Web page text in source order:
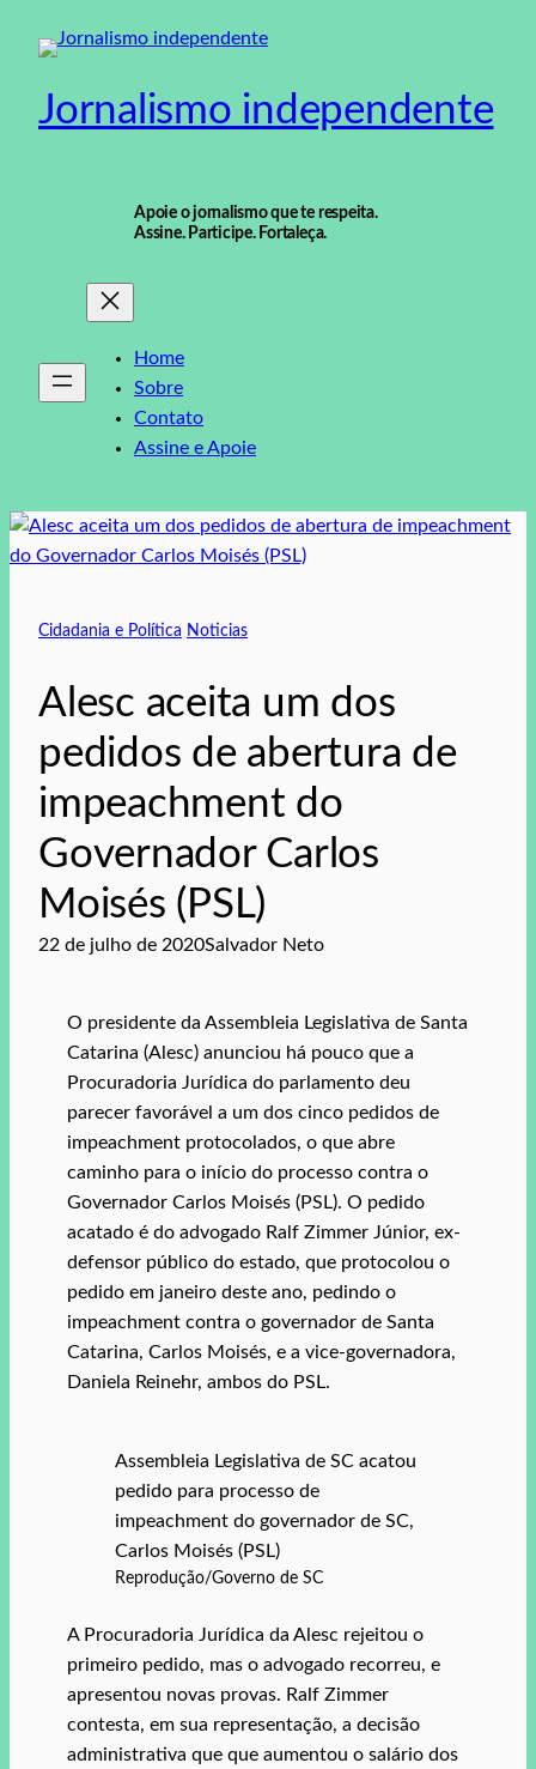
para
conteúdo
Jornalismo independente
Apoie o jornalismo que te respeita.
Assine. Participe. Fortaleça.
Home
Sobre
Contato
Assine e Apoie
Cidadania e Política Noticias
Alesc aceita um dos
pedidos de abertura de
impeachment do
Governador Carlos
Moisés (PSL)
22 de julho de 2020Salvador Neto
O presidente da Assembleia Legislativa de Santa
Catarina (Alesc) anunciou há pouco que a
Procuradoria Jurídica do parlamento deu
parecer favorável a um dos cinco pedidos de
impeachment protocolados, o que abre
caminho para o início do processo contra o
Governador Carlos Moisés (PSL). O pedido
acatado é do advogado Ralf Zimmer Júnior, ex-
defensor público do estado, que protocolou o
pedido em janeiro deste ano, pedindo o
impeachment contra o governador de Santa
Catarina, Carlos Moisés, e a vice-governadora,
Daniela Reinehr, ambos do PSL.
Assembleia Legislativa de SC acatou
pedido para processo de
impeachment do governador de SC,
Carlos Moisés (PSL)
Reprodução/Governo de SC
A Procuradoria Jurídica da Alesc rejeitou o
primeiro pedido, mas o advogado recorreu, e
apresentou novas provas. Ralf Zimmer
contesta, em sua representação, a decisão
administrativa que que aumentou o salário dos